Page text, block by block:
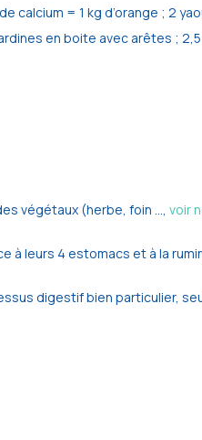
calcium = 1 kg d’orange ; 2
en boite avec arêtes ;
végétaux (herbe, foin …, voir
à leurs 4 estomacs et à la
digestif bien particulier,